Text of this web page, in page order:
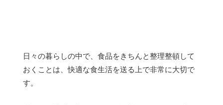
日々の暮らしの中で、食品をきちんと整理整頓して
おくことは、快適な食生活を送る上で非常に大切で
す。